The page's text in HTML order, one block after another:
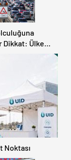
Dikkat: Ülke
Trafik Kuralları,
Hız Limitleri
Noktası